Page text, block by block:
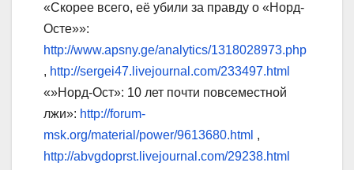
«Скорее всего, её убили за правду о «Норд-
Осте»»:
http://www.apsny.ge/analytics/1318028973.php
, http://sergei47.livejournal.com/233497.html
«»Норд-Ост»: 10 лет почти повсеместной
лжи»: http://forum-
msk.org/material/power/9613680.html ,
http://abvgdoprst.livejournal.com/29238.html